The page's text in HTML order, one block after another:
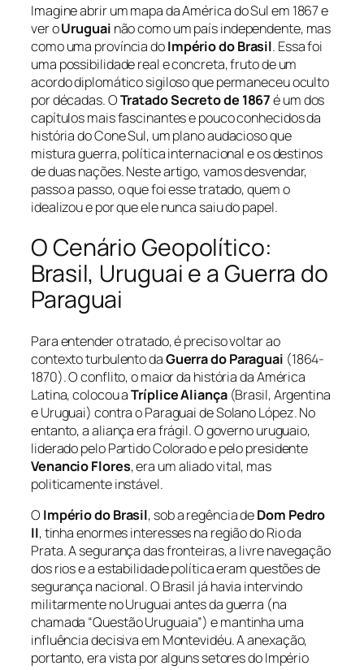
Imagine abrir um mapa da América do Sul em 1867 e
ver oUruguai não como um país independente, mas
como uma província doImpério do Brasil. Essa foi
uma possibilidade real e concreta, fruto de um
acordo diplomático sigiloso que permaneceu oculto
por décadas. OTratado Secreto de 1867é um dos
capítulos mais fascinantes e pouco conhecidos da
história do Cone Sul, um plano audacioso que
mistura guerra, política internacional e os destinos
de duas nações. Neste artigo, vamos desvendar,
passo a passo, o que foi esse tratado, quem o
idealizou e por que ele nunca saiu do papel.
O Cenário Geopolítico:
Brasil, Uruguai e a Guerra do
Paraguai
Para entender o tratado, é preciso voltar ao
contexto turbulento daGuerra do Paraguai (1864-
1870). O conflito, o maior da história da América
Latina, colocou aTríplice Aliança(Brasil, Argentina
e Uruguai) contra o Paraguai de Solano López. No
entanto, a aliança era frágil. O governo uruguaio,
liderado pelo Partido Colorado e pelo presidente
Venancio Flores, era um aliado vital, mas
politicamente instável.
O Império do Brasil, sob a regência deDom Pedro
II, tinha enormes interesses na região do Rio da
Prata. A segurança das fronteiras, a livre navegação
dos rios e a estabilidade política eram questões de
segurança nacional. O Brasil já havia intervindo
militarmente no Uruguai antes da guerra (na
chamada “Questão Uruguaia”) e mantinha uma
influência decisiva em Montevidéu. A anexação,
portanto, era vista por alguns setores do Império